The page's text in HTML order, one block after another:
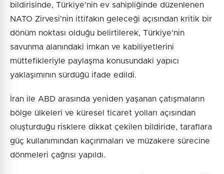
bildirisinde, Türkiye'nin ev sahipliğinde düzenlenen
NATO Zirvesi'nin ittifakın geleceği açısından kritik bir
dönüm noktası olduğu belirtilerek, Türkiye'nin
savunma alanındaki imkan ve kabiliyetlerini
müttefikleriyle paylaşma konusundaki yapıcı
yaklaşımının sürdüğü ifade edildi.
İran ile ABD arasında yeniden yaşanan çatışmaların
bölge ülkeleri ve küresel ticaret yolları açısından
oluşturduğu risklere dikkat çekilen bildiride, taraflara
güç kullanımından kaçınmaları ve müzakere sürecine
dönmeleri çağrısı yapıldı.